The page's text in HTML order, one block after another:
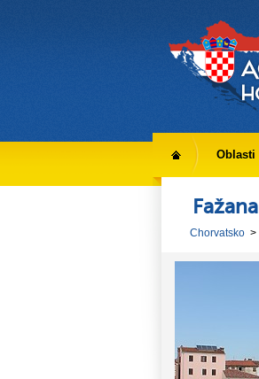
Oblasti
Fažana
Chorvatsko >